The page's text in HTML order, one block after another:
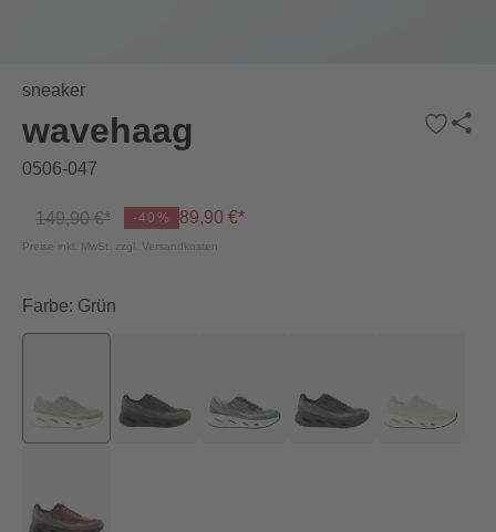
sneaker
wavehaag
0506-047
89,90 €*
149,90 €* -40%
Preise inkl. MwSt. zzgl. Versandkosten
Farbe: Grün